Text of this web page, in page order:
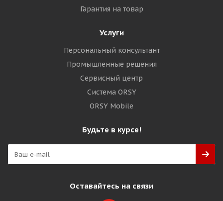
Гарантия на товар
Услуги
Персональный консультант
Промышленные решения
Сервисный центр
Система ORSY
ORSY Mobile
Будьте в курсе!
Оставайтесь на связи